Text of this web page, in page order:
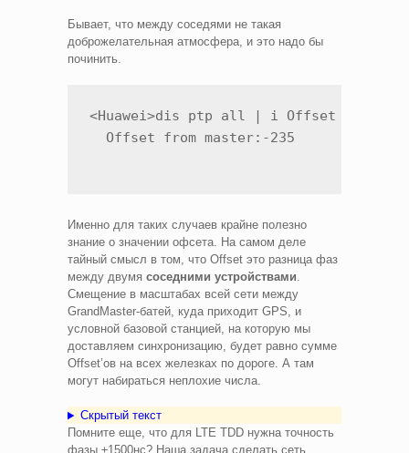
Бывает, что между соседями не такая
доброжелательная атмосфера, и это надо бы
починить.
<Huawei>dis ptp all | i Offset
  Offset from master:-235
Именно для таких случаев крайне полезно
знание о значении офсета. На самом деле
тайный смысл в том, что Offset это разница фаз
между двумя соседними устройствами.
Смещение в масштабах всей сети между
GrandMaster-батей, куда приходит GPS, и
условной базовой станцией, на которую мы
доставляем синхронизацию, будет равно сумме
Offset’ов на всех железках по дороге. А там
могут набираться неплохие числа.
Скрытый текст
Помните еще, что для LTE TDD нужна точность
фазы ±1500нс? Наша задача сделать сеть